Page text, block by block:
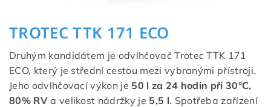
TROTEC TTK 171 ECO
Druhým kandidátem je odvlhčovač Trotec TTK 171
ECO, který je střední cestou mezi vybranými přístroji.
Jeho odvlhčovací výkon je 50 l za 24 hodin při 30°C,
80% RVa velikost nádržky je 5,5 l. Spotřeba zařízení